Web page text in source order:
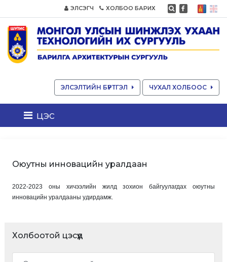
ЭЛСЭГЧ ХОЛБОО БАРИХ
ЭЛСЭЛТИЙН БҮРТГЭЛ ЧУХАЛ ХОЛБООС
цэс
Оюутны инновацийн уралдаан
2022-2023 оны хичээлийн жилд зохион байгуулагдах оюутны
инновацийн уралдааны удирдамж.
Холбоотой цэсүүд